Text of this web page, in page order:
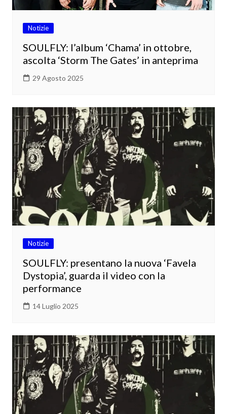
Notizie
SOULFLY: l’album ‘Chama’ in ottobre,
ascolta ‘Storm The Gates’ in anteprima
29 Agosto 2025
Notizie
SOULFLY: presentano la nuova ‘Favela
Dystopia’, guarda il video con la
performance
14 Luglio 2025